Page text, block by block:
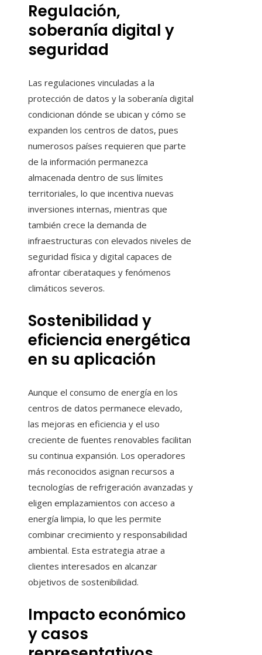
Regulación,
soberanía digital y
seguridad
Las regulaciones vinculadas a la
protección de datos y la soberanía digital
condicionan dónde se ubican y cómo se
expanden los centros de datos, pues
numerosos países requieren que parte
de la información permanezca
almacenada dentro de sus límites
territoriales, lo que incentiva nuevas
inversiones internas, mientras que
también crece la demanda de
infraestructuras con elevados niveles de
seguridad física y digital capaces de
afrontar ciberataques y fenómenos
climáticos severos.
Sostenibilidad y
eficiencia energética
en su aplicación
Aunque el consumo de energía en los
centros de datos permanece elevado,
las mejoras en eficiencia y el uso
creciente de fuentes renovables facilitan
su continua expansión. Los operadores
más reconocidos asignan recursos a
tecnologías de refrigeración avanzadas y
eligen emplazamientos con acceso a
energía limpia, lo que les permite
combinar crecimiento y responsabilidad
ambiental. Esta estrategia atrae a
clientes interesados en alcanzar
objetivos de sostenibilidad.
Impacto económico
y casos